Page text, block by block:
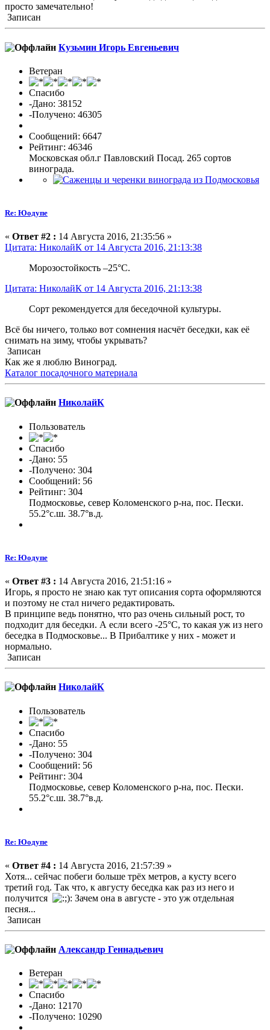
просто замечательно!
Записан
Кузьмин Игорь Евгеньевич
Ветеран
Спасибо
-Дано: 38152
-Получено: 46305
Сообщений: 6647
Рейтинг: 46346
Московская обл.г Павловский Посад. 265 сортов
винограда.
Re: Юодупе
« Ответ #2 : 14 Августа 2016, 21:35:56 »
Цитата: НиколайК от 14 Августа 2016, 21:13:38
Морозостойкость –25°С.
Цитата: НиколайК от 14 Августа 2016, 21:13:38
Сорт рекомендуется для беседочной культуры.
Всё бы ничего, только вот сомнения насчёт беседки, как её
снимать на зиму, чтобы укрывать?
Записан
Как же я люблю Виноград.
Каталог посадочного материала
НиколайК
Пользователь
Спасибо
-Дано: 55
-Получено: 304
Сообщений: 56
Рейтинг: 304
Подмосковье, север Коломенского р-на, пос. Пески.
55.2°с.ш. 38.7°в.д.
Re: Юодупе
« Ответ #3 : 14 Августа 2016, 21:51:16 »
Игорь, я просто не знаю как тут описания сорта оформляются
и поэтому не стал ничего редактировать.
В принципе ведь понятно, что раз очень сильный рост, то
подходит для беседки. А если всего -25°С, то какая уж из него
беседка в Подмосковье... В Прибалтике у них - может и
нормально.
Записан
НиколайК
Пользователь
Спасибо
-Дано: 55
-Получено: 304
Сообщений: 56
Рейтинг: 304
Подмосковье, север Коломенского р-на, пос. Пески.
55.2°с.ш. 38.7°в.д.
Re: Юодупе
« Ответ #4 : 14 Августа 2016, 21:57:39 »
Хотя... сейчас побеги больше трёх метров, а кусту всего
третий год. Так что, к августу беседка как раз из него и
получится
Зачем она в августе - это уж отдельная
песня...
Записан
Александр Геннадьевич
Ветеран
Спасибо
-Дано: 12170
-Получено: 10290